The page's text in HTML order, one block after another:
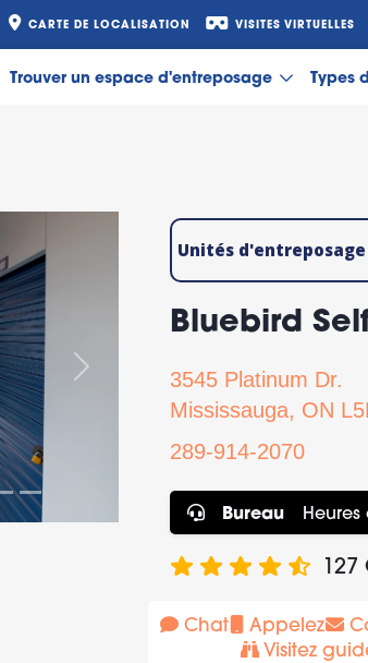
CARTE DE LOCALISATION VISITES VIRTUELLES
Trouver un espace d'entreposage Types
Suivant
Unités
Bluebird
3545 Platinum Dr.
Mississauga, ON
289-914-2070
Bureau
127
Chat Appelez
Visitez